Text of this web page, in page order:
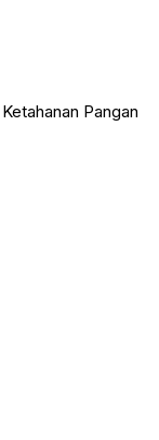
Pangan